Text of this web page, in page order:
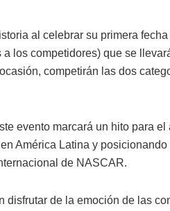
al celebrar su primera
los competidores) que se
competirán las dos
evento marcará un hito para
América Latina y
de NASCAR.
disfrutar de la emoción de las